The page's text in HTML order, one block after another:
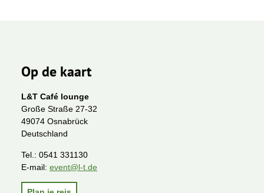
Op de kaart
L&T Café lounge
Große Straße 27-32
49074 Osnabrück
Deutschland
Tel.: 0541 331130
E-mail: event@l-t.de